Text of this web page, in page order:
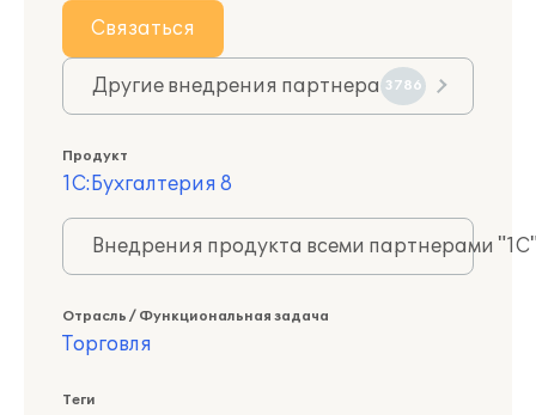
Связаться
Другие внедрения партнера 3786
Продукт
1С:Бухгалтерия 8
Внедрения продукта всеми партнерами
Отрасль / Функциональная задача
Торговля
Теги